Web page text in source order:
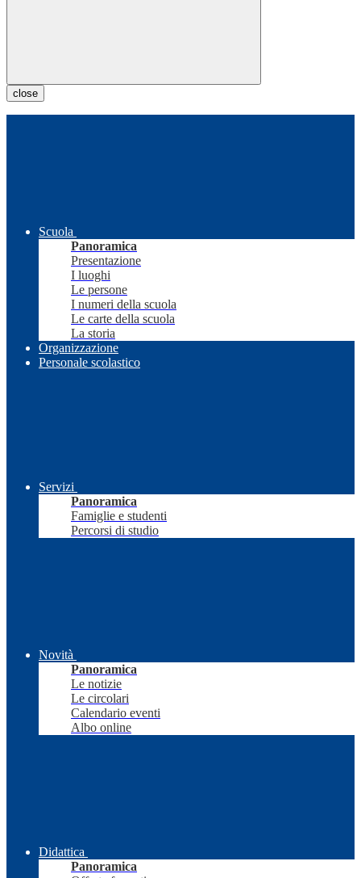
close
Scuola
Panoramica
Presentazione
I luoghi
Le persone
I numeri della scuola
Le carte della scuola
La storia
Organizzazione
Personale scolastico
Servizi
Panoramica
Famiglie e studenti
Percorsi di studio
Novità
Panoramica
Le notizie
Le circolari
Calendario eventi
Albo online
Didattica
Panoramica